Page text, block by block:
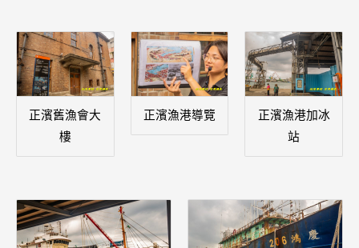
正濱舊漁會大
樓
正濱漁港導覽
正濱漁港加冰
站